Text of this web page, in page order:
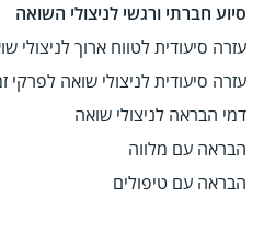
סיוע חברתי ורגשי לניצולי השואה
עזרה סיעודית לטווח ארוך לניצולי
עזרה סיעודית לניצולי שואה לפרקי
דמי הבראה לניצולי שואה
הבראה עם מלווה
הבראה עם טיפולים